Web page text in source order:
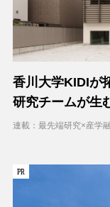
香川大学KIDIが
研究チームが生
連載：最先端研究×産学
PR
PR